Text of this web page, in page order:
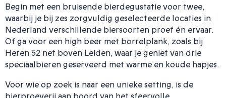
Begin met een bruisende bierdegustatie voor twee,
waarbij je bij zes zorgvuldig geselecteerde locaties in
Nederland verschillende biersoorten proef én ervaar.
Of ga voor een high beer met borrelplank, zoals bij
Heren 52 net boven Leiden, waar je geniet van drie
speciaalbieren geserveerd met warme en koude hapjes.
Voor wie op zoek is naar een unieke setting, is de